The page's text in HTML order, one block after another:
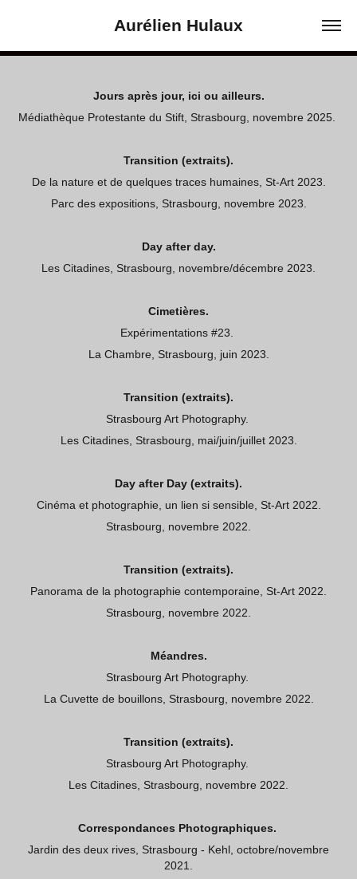
Aurélien Hulaux
Jours après jour, ici ou ailleurs.
Médiathèque Protestante du Stift​​​​​​​, Strasbourg, novembre 2025.
Transition (extraits).
De la nature et de quelques traces humaines, St-Art 2023.
Parc des expositions, Strasbourg, novembre 2023.
Day after day.
Les Citadines, Strasbourg, novembre/décembre 2023.
Cimetières.
Expérimentations #23.
La Chambre, Strasbourg, juin 2023.
Transition (extraits).
Strasbourg Art Photography.
Les Citadines, Strasbourg, mai/juin/juillet 2023.
Day after Day (extraits).
Cinéma et photographie, un lien si sensible, St-Art 2022.
Strasbourg, novembre 2022.
Transition (extraits).
Panorama de la photographie contemporaine, St-Art 2022.
Strasbourg, novembre 2022.
Méandres.
Strasbourg Art Photography.
La Cuvette de bouillons, Strasbourg, novembre 2022.
Transition (extraits).
Strasbourg Art Photography.
Les Citadines, Strasbourg, novembre 2022.
Correspondances Photographiques.
Jardin des deux rives, Strasbourg - Kehl, octobre/novembre
2021.